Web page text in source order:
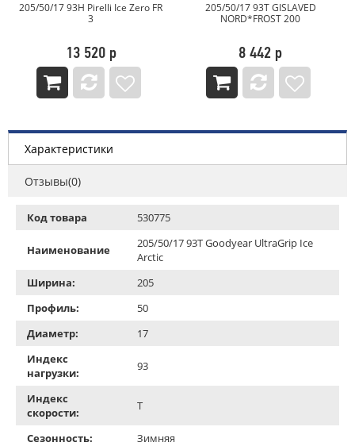
205/50/17 93H Pirelli Ice Zero FR
3
13 520 р
205/50/17 93T GISLAVED
NORD*FROST 200
8 442 р
Характеристики
Отзывы(0)
Код товара 530775
Наименование
205/50/17 93T Goodyear UltraGrip Ice
Arctic
Ширина:
205
Профиль:
50
Диаметр:
17
Индекс
нагрузки:
93
Индекс
скорости:
T
Сезонность:
Зимняя